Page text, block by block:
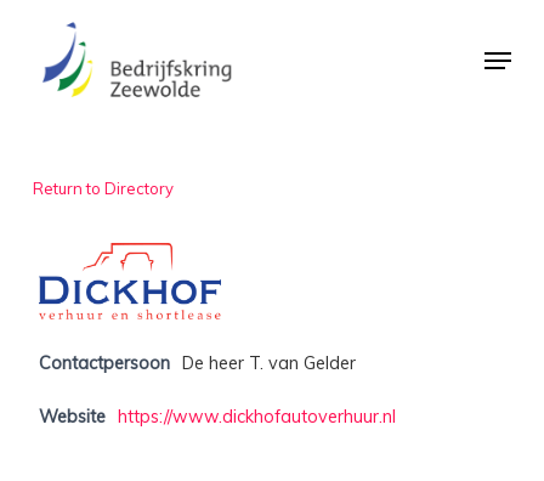
Menu
Return to Directory
Contactpersoon De heer T. van Gelder
Website https://www.dickhofautoverhuur.nl